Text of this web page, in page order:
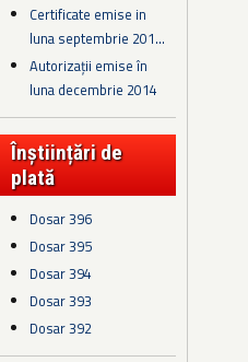
Certificate emise in
luna septembrie 201...
Autorizații emise în
luna decembrie 2014
Înștiințări de
plată
Dosar 396
Dosar 395
Dosar 394
Dosar 393
Dosar 392